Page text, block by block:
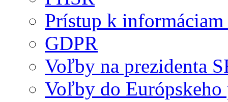
Prístup k
GDPR
Voľby na prezidenta
Voľby do Európskeho